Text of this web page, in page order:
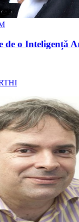
de o Inteligență